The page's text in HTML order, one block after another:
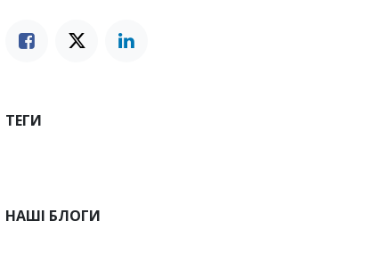
ТЕГИ
НАШІ БЛОГИ